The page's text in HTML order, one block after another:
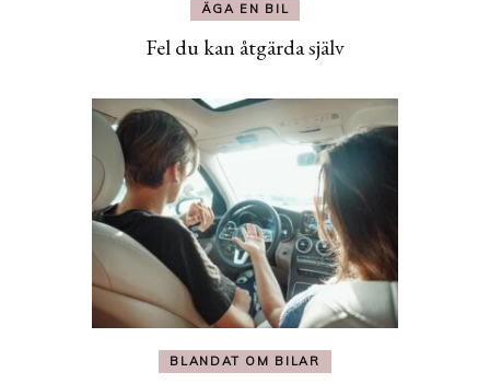
ÄGA EN BIL
Fel du kan åtgärda själv
BLANDAT OM BILAR